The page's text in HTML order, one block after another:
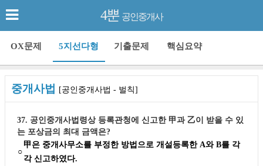
4뿐 공인중개사
OX문제 5지선다형 기출문제 핵심요약
중개사법 [공인중개사법 - 벌칙]
37. 공인중개사법령상 등록관청에 신고한 甲과 乙이 받을 수 있
는 포상금의 최대 금액은?
○
甲은 중개사무소를 부정한 방법으로 개설등록한 A와 B를 각
각 신고하였다.